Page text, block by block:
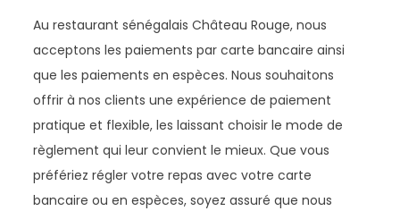
Au restaurant sénégalais Château Rouge, nous
acceptons les paiements par carte bancaire ainsi
que les paiements en espèces. Nous souhaitons
offrir à nos clients une expérience de paiement
pratique et flexible, les laissant choisir le mode de
règlement qui leur convient le mieux. Que vous
préfériez régler votre repas avec votre carte
bancaire ou en espèces, soyez assuré que nous